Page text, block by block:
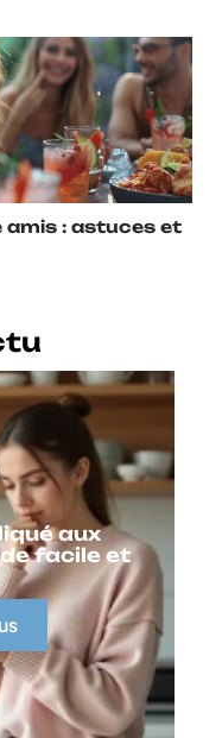
amis : astuces et
aux
facile et